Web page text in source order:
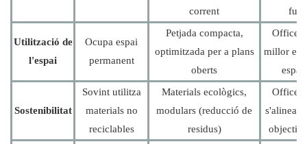
corrent
Utilització de
l'espai
Ocupa espai
permanent
Petjada compacta,
optimitzada per a plans
oberts
Office
millor
Sostenibilitat
Sovint utilitza
materials no
reciclables
Materials ecològics,
modulars (reducció de
residus)
Office
s'alinea